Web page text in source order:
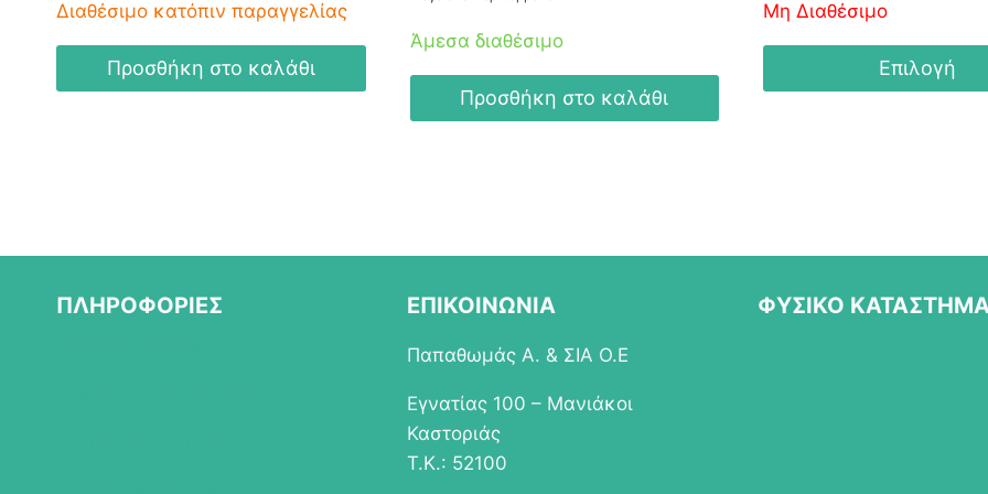
Διαθέσιμο κατόπιν παραγγελίας
Προσθήκη στο καλάθι
Άμεσα διαθέσιμο
Προσθήκη στο καλάθι
Μη Διαθέσιμο
Επιλογή
παραλλαγές.
επιλογές
ΠΛΗΡΟΦΟΡΙΕΣ ΕΠΙΚΟΙΝΩΝΙΑ
Παπαθωμάς Α. & ΣΙΑ Ο.Ε
Εγνατίας 100 – Μανιάκοι
Καστοριάς
Τ.Κ.: 52100
ΦΥΣΙΚΟ